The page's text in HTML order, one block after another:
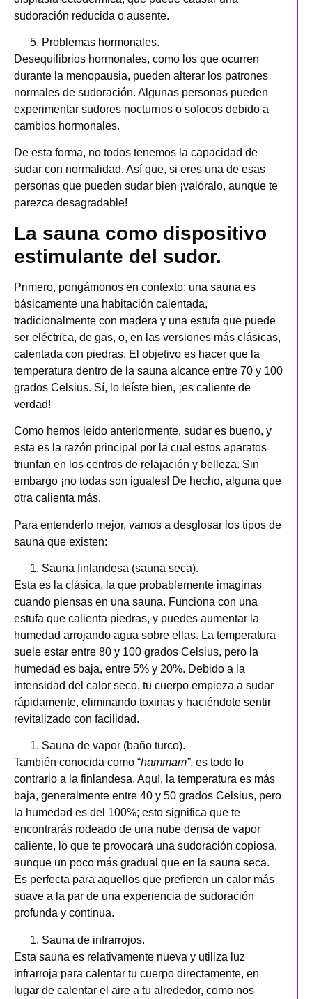
sudoración reducida o ausente.
Problemas hormonales.
Desequilibrios hormonales, como los que ocurren
durante la menopausia, pueden alterar los patrones
normales de sudoración. Algunas personas pueden
experimentar sudores nocturnos o sofocos debido a
cambios hormonales.
De esta forma, no todos tenemos la capacidad de
sudar con normalidad. Así que, si eres una de esas
personas que pueden sudar bien ¡valóralo, aunque te
parezca desagradable!
La sauna como dispositivo
estimulante del sudor.
Primero, pongámonos en contexto: una sauna es
básicamente una habitación calentada,
tradicionalmente con madera y una estufa que puede
ser eléctrica, de gas, o, en las versiones más clásicas,
calentada con piedras. El objetivo es hacer que la
temperatura dentro de la sauna alcance entre 70 y 100
grados Celsius. Sí, lo leíste bien, ¡es caliente de
verdad!
Como hemos leído anteriormente, sudar es bueno, y
esta es la razón principal por la cual estos aparatos
triunfan en los centros de relajación y belleza. Sin
embargo ¡no todas son iguales! De hecho, alguna que
otra calienta más.
Para entenderlo mejor, vamos a desglosar los tipos de
sauna que existen:
Sauna finlandesa (sauna seca).
Esta es la clásica, la que probablemente imaginas
cuando piensas en una sauna. Funciona con una
estufa que calienta piedras, y puedes aumentar la
humedad arrojando agua sobre ellas. La temperatura
suele estar entre 80 y 100 grados Celsius, pero la
humedad es baja, entre 5% y 20%. Debido a la
intensidad del calor seco, tu cuerpo empieza a sudar
rápidamente, eliminando toxinas y haciéndote sentir
revitalizado con facilidad.
Sauna de vapor (baño turco).
También conocida como “hammam”, es todo lo
contrario a la finlandesa. Aquí, la temperatura es más
baja, generalmente entre 40 y 50 grados Celsius, pero
la humedad es del 100%; esto significa que te
encontrarás rodeado de una nube densa de vapor
caliente, lo que te provocará una sudoración copiosa,
aunque un poco más gradual que en la sauna seca.
Es perfecta para aquellos que prefieren un calor más
suave a la par de una experiencia de sudoración
profunda y continua.
Sauna de infrarrojos.
Esta sauna es relativamente nueva y utiliza luz
infrarroja para calentar tu cuerpo directamente, en
lugar de calentar el aire a tu alrededor, como nos